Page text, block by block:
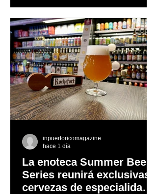
La enoteca Summer Beer
Series reunirá exclusivas
cervezas de especialidad
inpuertoricomagazine
hace 1 día